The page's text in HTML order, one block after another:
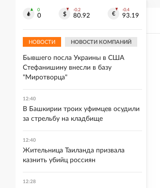
0
0
-0.2
80.92
-0.4
93.19
НОВОСТИ НОВОСТИ КОМПАНИЙ
ВС РФ поразили работающие на ВСУ
объекты инфраструктуры и
12:41
Бывшего посла Украины в США
Стефанишину внесли в базу
"Миротворца"
12:40
В Башкирии троих уфимцев осудили
за стрельбу на кладбище
12:40
Жительница Таиланда призвала
казнить убийц россиян
12:28